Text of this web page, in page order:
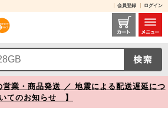
会員登録 ログイン
TS128GJF790W レビュー / USBメモリ 128GB USB3.1 Gen1 ホワイト キャップレス スライド式 JetFlash790 PS4動作確認済 Transcend製【メモリダイレクト】
業・商品発送 ／ 地震による配送遅延につ
いてのお知らせ 】